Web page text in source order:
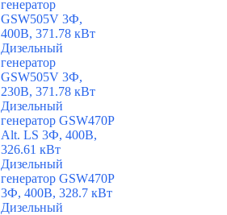
генератор
GSW505V 3Ф,
400В, 371.78 кВт
Дизельный
генератор
GSW505V 3Ф,
230В, 371.78 кВт
Дизельный
генератор GSW470P
Alt. LS 3Ф, 400В,
326.61 кВт
Дизельный
генератор GSW470P
3Ф, 400В, 328.7 кВт
Дизельный